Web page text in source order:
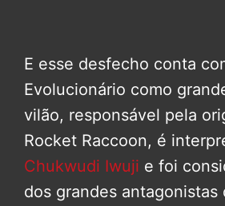
E esse desfecho conta
Evolucionário como
vilão, responsável pela
Rocket Raccoon, é
Chukwudi Iwuji e foi
dos grandes antagonistas